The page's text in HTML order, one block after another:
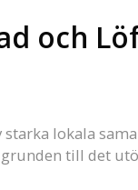
och
lokala
till det